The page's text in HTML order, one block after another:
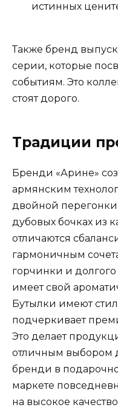
истинных
Также бренд
серии, которые
событиям. Это
стоят дорого.
Традиции
Бренди «Арине»
армянским
двойной
дубовых бочках из
отличаются
гармоничным
горчинки и
имеет свой
Бутылки имеют
подчеркивает
Это делает
отличным выбором
бренди в
маркете
на высокое